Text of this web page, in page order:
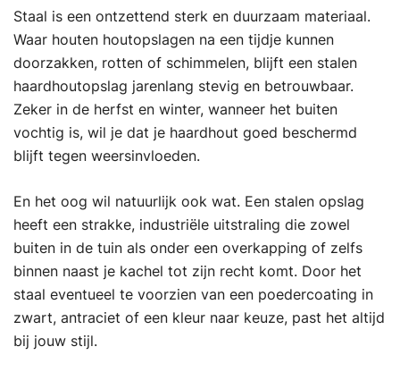
Staal is een ontzettend sterk en duurzaam materiaal.
Waar houten houtopslagen na een tijdje kunnen
doorzakken, rotten of schimmelen, blijft een stalen
haardhoutopslag jarenlang stevig en betrouwbaar.
Zeker in de herfst en winter, wanneer het buiten
vochtig is, wil je dat je haardhout goed beschermd
blijft tegen weersinvloeden.
En het oog wil natuurlijk ook wat. Een stalen opslag
heeft een strakke, industriële uitstraling die zowel
buiten in de tuin als onder een overkapping of zelfs
binnen naast je kachel tot zijn recht komt. Door het
staal eventueel te voorzien van een poedercoating in
zwart, antraciet of een kleur naar keuze, past het altijd
bij jouw stijl.